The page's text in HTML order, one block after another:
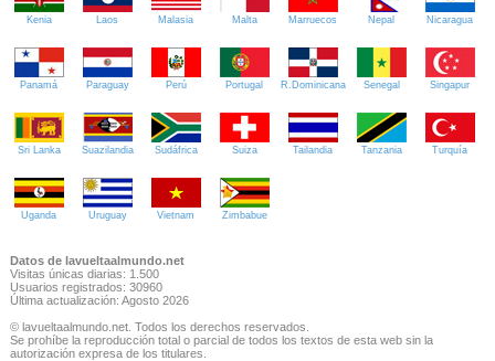
Kenia Laos Malasia Malta Marruecos Nepal Nicaragua
Panamá Paraguay Perú Portugal R.Dominicana Senegal Singapur
Sri Lanka Suazilandia Sudáfrica Suiza Tailandia Tanzania Turquía
Uganda Uruguay Vietnam Zimbabue
Datos de lavueltaalmundo.net
Visitas únicas diarias: 1.500
Usuarios registrados: 30960
Última actualización: Agosto 2026
© lavueltaalmundo.net. Todos los derechos reservados.
Se prohíbe la reproducción total o parcial de todos los textos de esta web sin la
autorización expresa de los titulares.